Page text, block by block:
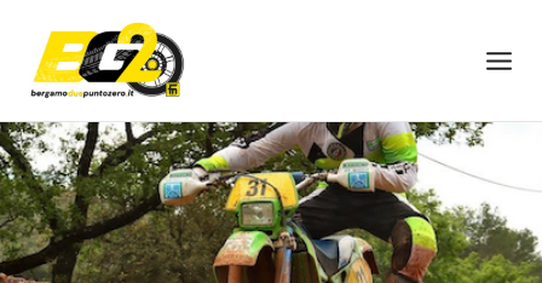
content